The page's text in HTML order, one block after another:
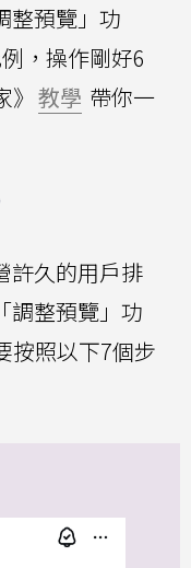
整預覽」功
，操作剛好6
教學 帶你一
許久的用戶排
調整預覽」功
按照以下7個步